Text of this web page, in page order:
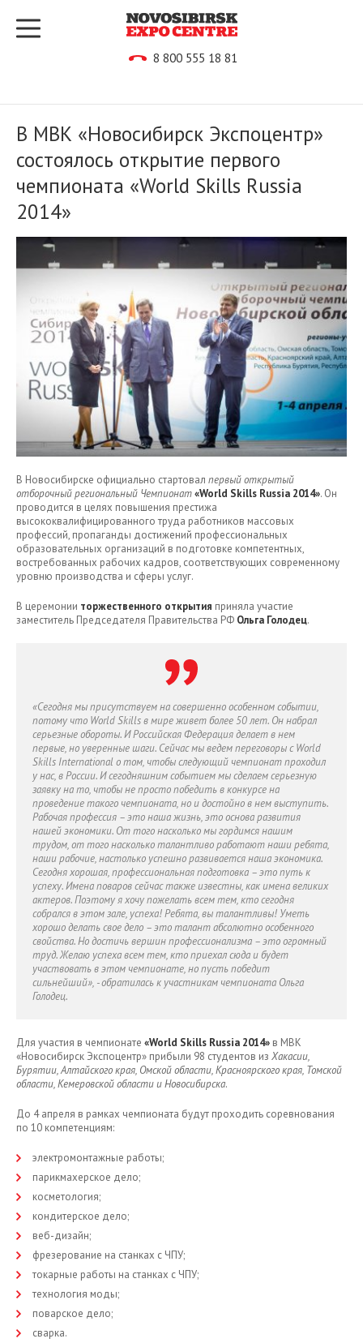
8 800 555 18 81
В МВК «Новосибирск Экспоцентр»
состоялось открытие первого
чемпионата «World Skills Russia
2014»
В Новосибирске официально стартовал первый открытый
отборочный региональный Чемпионат«World Skills Russia 2014». Он
проводится в целях повышения престижа
высококвалифицированного труда работников массовых
профессий, пропаганды достижений профессиональных
образовательных организаций в подготовке компетентных,
востребованных рабочих кадров, соответствующих современному
уровню производства и сферы услуг.
В церемонии торжественного открытия приняла участие
заместитель Председателя Правительства РФ Ольга Голодец.
«Сегодня мы присутствуем на совершенно особенном событии,
потому что World Skills в мире живет более 50 лет. Он набрал
серьезные обороты. И Российская Федерация делает в нем
первые, но уверенные шаги. Сейчас мы ведем переговоры с World
Skills International о том, чтобы следующий чемпионат проходил
у нас, в России. И сегодняшним событием мы сделаем серьезную
заявку на то, чтобы не просто победить в конкурсе на
проведение такого чемпионата, но и достойно в нем выступить.
Рабочая профессия – это наша жизнь, это основа развития
нашей экономики. От того насколько мы гордимся нашим
трудом, от того насколько талантливо работают наши ребята,
наши рабочие, настолько успешно развивается наша экономика.
Сегодня хорошая, профессиональная подготовка – это путь к
успеху. Имена поваров сейчас также известны, как имена великих
актеров. Поэтому я хочу пожелать всем тем, кто сегодня
собрался в этом зале, успеха! Ребята, вы талантливы! Уметь
хорошо делать свое дело – это талант абсолютно особенного
свойства. Но достичь вершин профессионализма – это огромный
труд. Желаю успеха всем тем, кто приехал сюда и будет
участвовать в этом чемпионате, но пусть победит
сильнейший», - обратилась к участникам чемпионата Ольга
Голодец.
Для участия в чемпионате «World Skills Russia 2014» в МВК
«Новосибирск Экспоцентр» прибыли 98 студентов из Хакасии,
Бурятии, Алтайского края, Омской области, Красноярского края, Томской
области, Кемеровской области и Новосибирска.
До 4 апреля в рамках чемпионата будут проходить соревнования
по 10 компетенциям:
электромонтажные работы;
парикмахерское дело;
косметология;
кондитерское дело;
веб-дизайн;
фрезерование на станках с ЧПУ;
токарные работы на станках с ЧПУ;
технология моды;
поварское дело;
сварка.